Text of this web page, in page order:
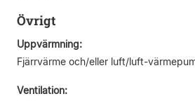
Övrigt
Uppvärmning:
Fjärrvärme och/eller luft/luft-
Ventilation: